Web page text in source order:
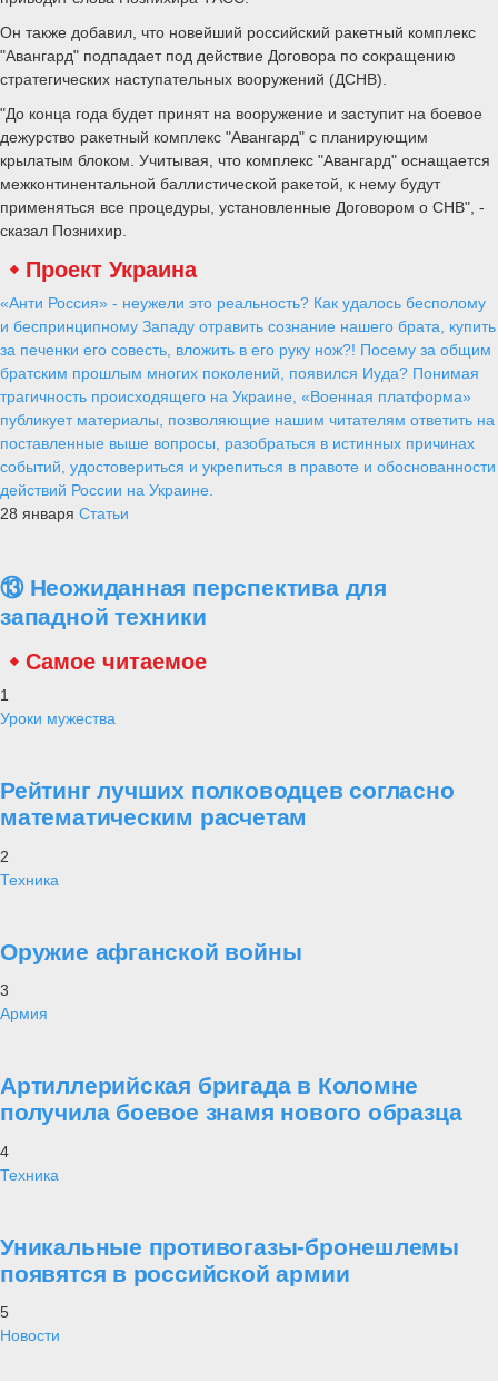
Он также добавил, что новейший российский ракетный комплекс
"Авангард" подпадает под действие Договора по сокращению
стратегических наступательных вооружений (ДСНВ).
"До конца года будет принят на вооружение и заступит на боевое
дежурство ракетный комплекс "Авангард" с планирующим
крылатым блоком. Учитывая, что комплекс "Авангард" оснащается
межконтинентальной баллистической ракетой, к нему будут
применяться все процедуры, установленные Договором о СНВ", -
сказал Познихир.
Проект Украина
«Анти Россия» - неужели это реальность? Как удалось бесполому
и беспринципному Западу отравить сознание нашего брата, купить
за печенки его совесть, вложить в его руку нож?! Посему за общим
братским прошлым многих поколений, появился Иуда? Понимая
трагичность происходящего на Украине, «Военная платформа»
публикует материалы, позволяющие нашим читателям ответить на
поставленные выше вопросы, разобраться в истинных причинах
событий, удостовериться и укрепиться в правоте и обоснованности
действий России на Украине.
28 января Статьи
⑬ Неожиданная перспектива для
западной техники
Самое читаемое
1
Уроки мужества
Рейтинг лучших полководцев согласно
математическим расчетам
2
Техника
Оружие афганской войны
3
Армия
Артиллерийская бригада в Коломне
получила боевое знамя нового образца
4
Техника
Уникальные противогазы-бронешлемы
появятся в российской армии
5
Новости